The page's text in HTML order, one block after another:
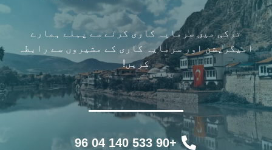
ترکی میں سرمایہ کاری کرنے سے پہلے ہمارے
امیگریشن اور سرمایہ کاری کے مشیروں سے رابطہ
کریں!
+90 533 140 04 96